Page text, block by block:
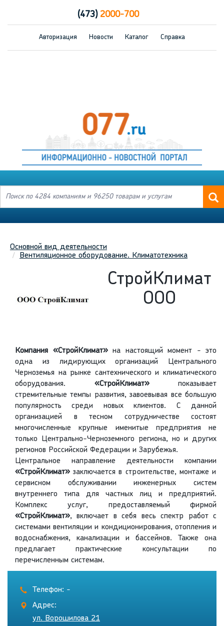
(473)2000-700
Авторизация Новости Каталог Справка
Основной вид деятельности
Вентиляционное оборудование. Климатотехника
СтройКлимат
ООО
Компания «СтройКлимат»на настоящий момент - это
одна из лидирующих организаций Центрального
Черноземья на рынке сантехнического и климатического
оборудования. «СтройКлимат»показывает
стремительные темпы развития, завоевывая все большую
популярность среди новых клиентов. С данной
организацией в тесном сотрудничестве состоят
многочисленные крупные именитые предприятия не
только Центрально-Черноземного региона, но и других
регионов Российской Федерации и Зарубежья.
Центральное направление деятельности компании
«СтройКлимат» заключается в строительстве, монтаже и
сервисном обслуживании инженерных систем
внутреннего типа для частных лиц и предприятий.
Комплекс услуг, предоставляемый фирмой
«СтройКлимат», включает в себя весь спектр работ с
системами вентиляции и кондиционирования, отопления и
водоснабжения, канализации и бассейнов. Также она
предлагает практические консультации по
перечисленным системам.
Телефон: -
Адрес:
ул. Ворошилова 21